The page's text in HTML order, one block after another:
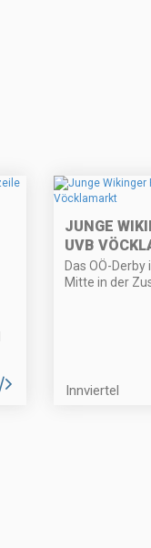
JUNGE
UVB
Das OÖ-
Mitte in der
Innviertel